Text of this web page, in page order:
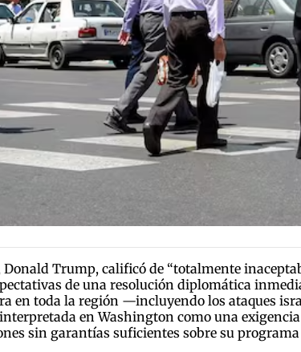
Donald Trump, calificó de “totalmente
de una resolución diplomática
en toda la región —incluyendo los ataques
en Washington como una
sin garantías suficientes sobre su